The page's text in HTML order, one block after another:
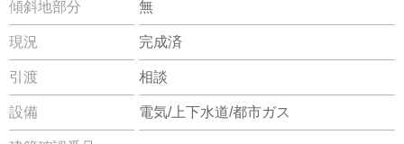
傾斜地部分 無
現況 完成済
引渡 相談
設備 電気/上下水道/都市ガス